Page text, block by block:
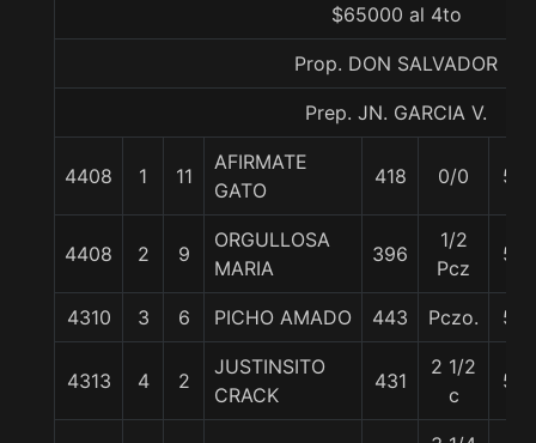
$65000 al 4to
Prop. DON SALVADOR
Prep. JN. GARCIA V.
4408 1 11
AFIRMATE
GATO
418 0/0 57
4408 2 9
ORGULLOSA
MARIA
396
1/2
Pcz
57
4310 3 6 PICHO AMADO 443 Pczo. 57
4313 4 2
JUSTINSITO
CRACK
431
2 1/2
c
57